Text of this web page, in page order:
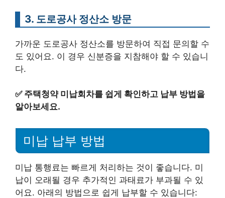
3. 도로공사 정산소 방문
가까운 도로공사 정산소를 방문하여 직접 문의할 수
도 있어요. 이 경우 신분증을 지참해야 할 수 있습니
다.
✅ 주택청약 미납회차를 쉽게 확인하고 납부 방법을
알아보세요.
미납 납부 방법
미납 통행료는 빠르게 처리하는 것이 좋습니다. 미
납이 오래될 경우 추가적인 과태료가 부과될 수 있
어요. 아래의 방법으로 쉽게 납부할 수 있습니다: